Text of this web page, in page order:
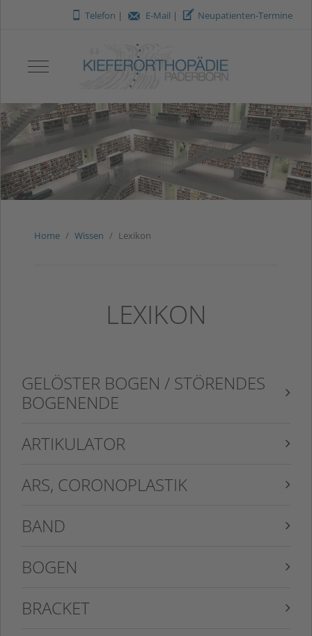
O Telefon | m E-Mail | V Neupatienten-Termine
Mobile Menu Toggle
Home Wissen Lexikon
LEXIKON
GELÖSTER BOGEN / STÖRENDES
BOGENENDE
ARTIKULATOR
ARS, CORONOPLASTIK
BAND
BOGEN
BRACKET